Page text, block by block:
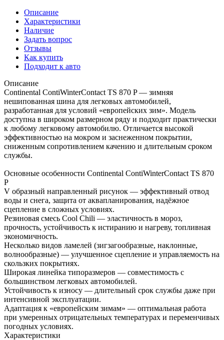
Описание
Характеристики
Наличие
Задать вопрос
Отзывы
Как купить
Подходит к авто
Описание
Continental ContiWinterContact TS 870 P — зимняя
нешипованная шина для легковых автомобилей,
разработанная для условий «европейских зим». Модель
доступна в широком размерном ряду и подходит практически
к любому легковому автомобилю. Отличается высокой
эффективностью на мокром и заснеженном покрытии,
сниженным сопротивлением качению и длительным сроком
службы.
Основные особенности Continental ContiWinterContact TS 870
P
V образный направленный рисунок — эффективный отвод
воды и снега, защита от аквапланирования, надёжное
сцепление в сложных условиях.
Резиновая смесь Cool Chili — эластичность в мороз,
прочность, устойчивость к истиранию и нагреву, топливная
экономичность.
Несколько видов ламелей (зигзагообразные, наклонные,
волнообразные) — улучшенное сцепление и управляемость на
скользких покрытиях.
Широкая линейка типоразмеров — совместимость с
большинством легковых автомобилей.
Устойчивость к износу — длительный срок службы даже при
интенсивной эксплуатации.
Адаптация к «европейским зимам» — оптимальная работа
при умеренных отрицательных температурах и переменчивых
погодных условиях.
Характеристики